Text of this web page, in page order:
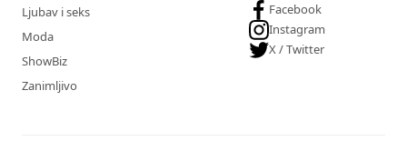
Ljubav i seks
Moda
ShowBiz
Zanimljivo
Facebook
Instagram
X / Twitter